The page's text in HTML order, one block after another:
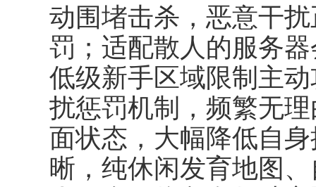
动围堵击杀，恶意干
罚；适配散人的服务
低级新手区域限制主
扰惩罚机制，频繁无
面状态，大幅降低自
晰，纯休闲发育地图